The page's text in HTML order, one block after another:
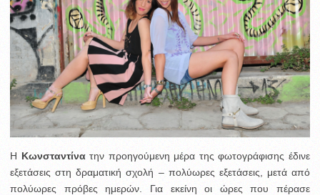
Η Κωνσταντίνατην προηγούμενη μέρα της φωτογράφισης έδινε
εξετάσεις στη δραματική σχολή – πολύωρες εξετάσεις, μετά από
πολύωρες πρόβες ημερών. Για εκείνη οι ώρες που πέρασε